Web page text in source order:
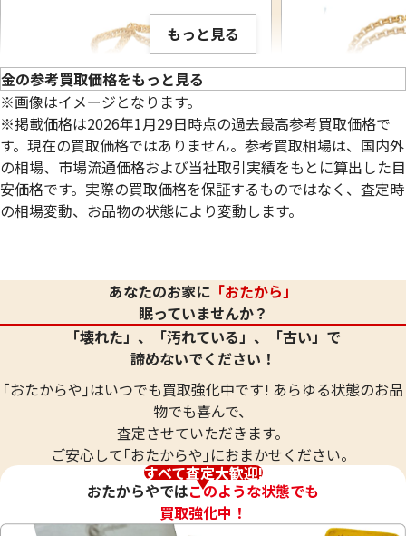
もっと見る
金の参考買取価格をもっと見る
※画像はイメージとなります。
※掲載価格は2026年1月29日時点の過去最高参考買取価格で
す。現在の買取価格ではありません。参考買取相場は、国内外
の相場、市場流通価格および当社取引実績をもとに算出した目
安価格です。実際の買取価格を保証するものではなく、査定時
の相場変動、お品物の状態により変動します。
あなたのお家に 「おたから」
眠っていませんか？
「壊れた」、「汚れている」、「古い」で
諦めないでください！
｢おたからや｣はいつでも買取強化中です! あらゆる状態のお品
物でも喜んで、
査定させていただきます。
ご安心して｢おたからや｣におまかせください。
すべて査定大歓迎!
おたからやではこのような状態でも
買取強化中！